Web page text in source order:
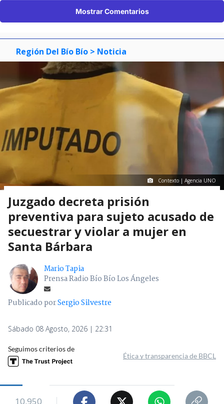
Mostrar Comentarios
Región Del Bío Bío > Noticia
Contexto | Agencia UNO
Juzgado decreta prisión
preventiva para sujeto acusado de
secuestrar y violar a mujer en
Santa Bárbara
Mario Tapia
Prensa Radio Bío Bío Los Ángeles
Publicado porSergio Silvestre
Sábado 08 Agosto, 2026 | 22:31
Seguimos criterios de
Ética y transparencia de BBCL
10.950